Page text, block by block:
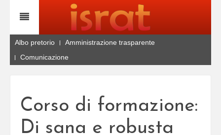
Albo pretorio
Amministrazione trasparente
Comunicazione
Corso di formazione:
Di sana e robusta